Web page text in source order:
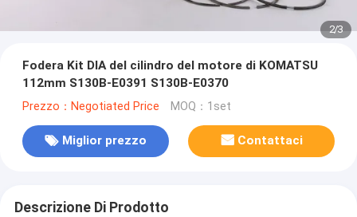
2/3
Fodera Kit DIA del cilindro del motore di KOMATSU
112mm S130B-E0391 S130B-E0370
Prezzo：Negotiated Price MOQ：1set
Miglior prezzo Contattaci
Descrizione Di Prodotto